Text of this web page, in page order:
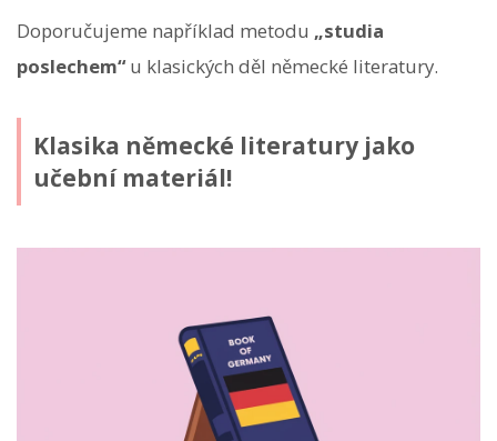
Doporučujeme například metodu „studia
poslechem“u klasických děl německé literatury.
Klasika německé literatury jako
učební materiál!